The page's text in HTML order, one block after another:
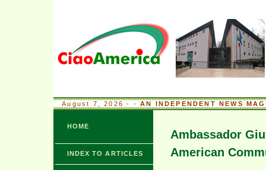
August 7, 2026 - - AN INDEPENDENT NEWS
HOME
INDEX TO ARTICLES
Ambassador
American